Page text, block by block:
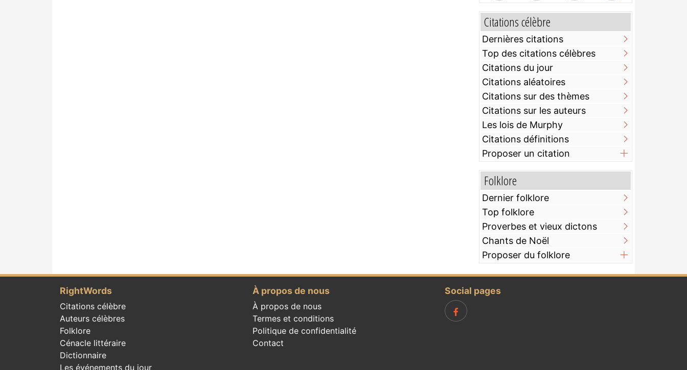
Citations célèbre
Dernières citations
Top des citations célèbres
Citations du jour
Citations aléatoires
Citations sur des thèmes
Citations sur les auteurs
Les lois de Murphy
Citations définitions
Proposer un citation
Folklore
Dernier folklore
Top folklore
Proverbes et vieux dictons
Chants de Noël
Proposer du folklore
RightWords
Citations célèbre
Auteurs célèbres
Folklore
Cénacle littéraire
Dictionnaire
Les événements du jour
À propos de nous
À propos de nous
Termes et conditions
Politique de confidentialité
Contact
Social pages